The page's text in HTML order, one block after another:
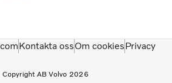
Copyright AB Volvo 2026
Kontakta ossOm cookiesPrivacy